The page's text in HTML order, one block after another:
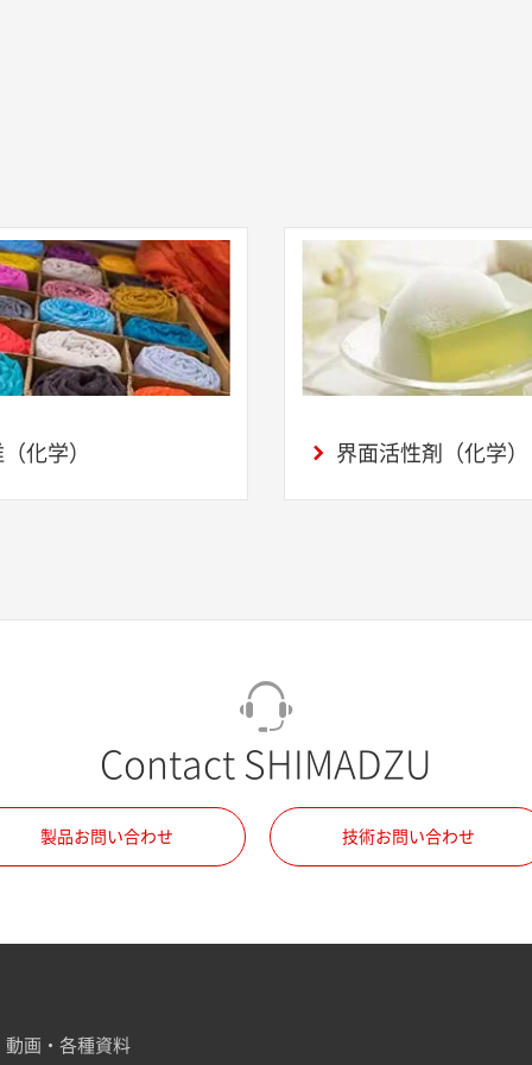
化学） 界面活性剤（化学）
Contact SHIMADZU
製品お問い合わせ 技術お問い合わせ
動画・各種資料